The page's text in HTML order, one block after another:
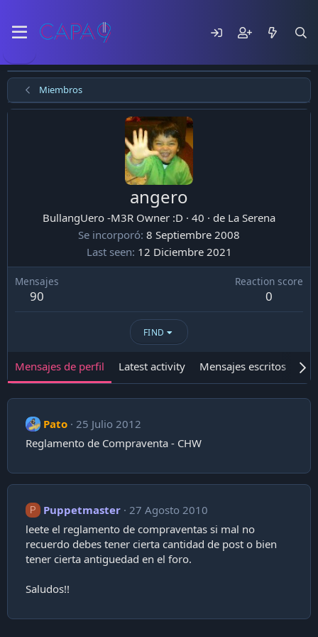
Miembros
angero
BullangUero -M3R Owner :D · 40 · de La Serena
Se incorporó 8 Septiembre 2008
Last seen 12 Diciembre 2021
Mensajes
90
Reaction score
0
FIND
Mensajes de perfil Latest activity Mensajes escritos
Pato 25 Julio 2012
Reglamento de Compraventa - CHW
P Puppetmaster 27 Agosto 2010
leete el reglamento de compraventas si mal no
recuerdo debes tener cierta cantidad de post o bien
tener cierta antiguedad en el foro.
Saludos!!